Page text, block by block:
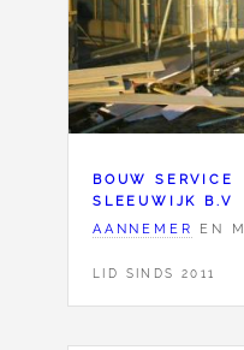
BOUW SERVICE
SLEEUWIJK B.V
AANNEMER
EN
LID SINDS 2011